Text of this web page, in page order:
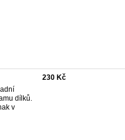
dílků.
v
230 Kč